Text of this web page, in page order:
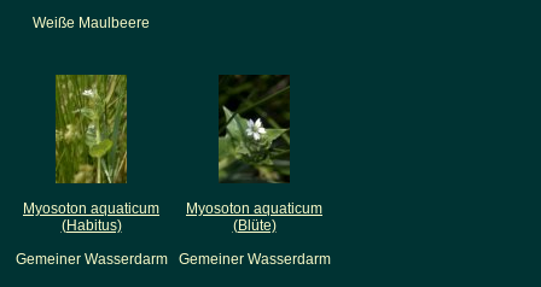
Weiße Maulbeere
Myosoton aquaticum
(Habitus)
Gemeiner Wasserdarm
Myosoton aquaticum
(Blüte)
Gemeiner Wasserdarm